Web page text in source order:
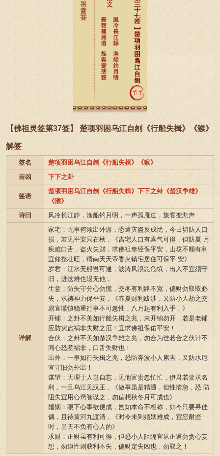
【佛祖灵签第37签】 楚项羽困乌江自刎《行船失楫》《猴》
解签
签名
楚项羽困乌江自刎《行船失楫》《猴》
吉凶
下下之卦
签语
楚项羽困乌江自刎《行船失楫》下下之卦《楚汉争雄》
《猴》
诗曰
风冷长江静，渔船钓月明，一声孤雁过，旅客变悲声
详解
家宅：无事何须出外游，恐遭灾盗反成忧，今日切防人口
损，若见平安只在秋，《吉宅人口有喜气可得，但防夏 月
疾难口舌，盗火失财，求佛祖奉经保平安，山坟不顺有利
宜修整壮旺，请南天天帝香火镇宅居住可保平 安》
岁君：江水无船岂可通，波涛风浪急危饿，出入不宜须守
旧，进这难也退无他，
生意：防失守分心勿慌，交冬有利路不宽，偏财勿取取必
失，求祷神力保平安，《春夏财利跋涉，又防小人劫之交
易宜谨慎稳重行事不可急性，八月起有利入手，》
开铺：之卦不美如行船失楫之兆，未开铺勿开，若是老铺
应防灾盗祸非失财之厄！宜求佛祖保佑平安！
合伙：之卦不美如楚汉争雄之兆，勿合为佳若合之伙计不
同心恐惹祸非，口舌失财也！
出外：一事如行失楫之兆，恐防奔波小人累害，又防水厄
宜守旧勿外出！
谋望：天理于人岂自忘，见他富贵忽忙忙，伊君若要求名
利，一旦乌江见汉王，《做事虽是精通，但性情急，恐 防
阻失宜用心窍智谋之，勿偏想秋冬月可成也》
婚姻：眼下心事欲便成，岂知本命不相称，如今只要寻佳
偶，且待黄河九渡清，《时令未到婚姻难成，宜忍耐些
时，皇天不负有心人的》
求财：正财虽有利可得，但恐小人阻隔宜从正道勿贪心妄
想，勿迫性则获利不失，偏财定失凶也，勿取之！